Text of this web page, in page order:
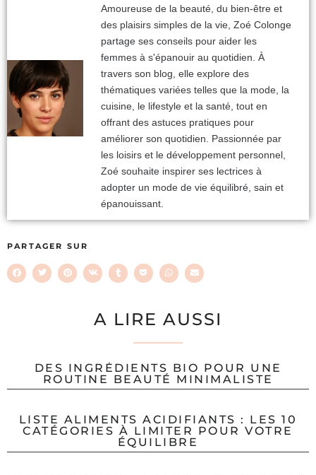
Amoureuse de la beauté, du bien-être et
des plaisirs simples de la vie, Zoé Colonge
partage ses conseils pour aider les
femmes à s'épanouir au quotidien. À
travers son blog, elle explore des
thématiques variées telles que la mode, la
cuisine, le lifestyle et la santé, tout en
offrant des astuces pratiques pour
améliorer son quotidien. Passionnée par
les loisirs et le développement personnel,
Zoé souhaite inspirer ses lectrices à
adopter un mode de vie équilibré, sain et
épanouissant.
PARTAGER SUR
A LIRE AUSSI
DES INGRÉDIENTS BIO POUR UNE
ROUTINE BEAUTÉ MINIMALISTE
LISTE ALIMENTS ACIDIFIANTS : LES 10
CATÉGORIES À LIMITER POUR VOTRE
ÉQUILIBRE